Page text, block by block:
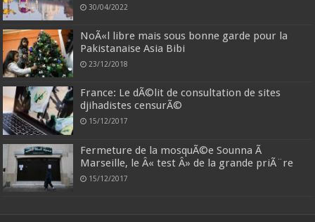
30/04/2022
NoÃ«l libre mais sous bonne garde pour la
Pakistanaise Asia Bibi
23/12/2018
France: Le dÃ©lit de consultation de sites
djihadistes censurÃ©
15/12/2017
Fermeture de la mosquÃ©e Sounna Ã
Marseille, le Â« test Â» de la grande priÃ¨re
15/12/2017